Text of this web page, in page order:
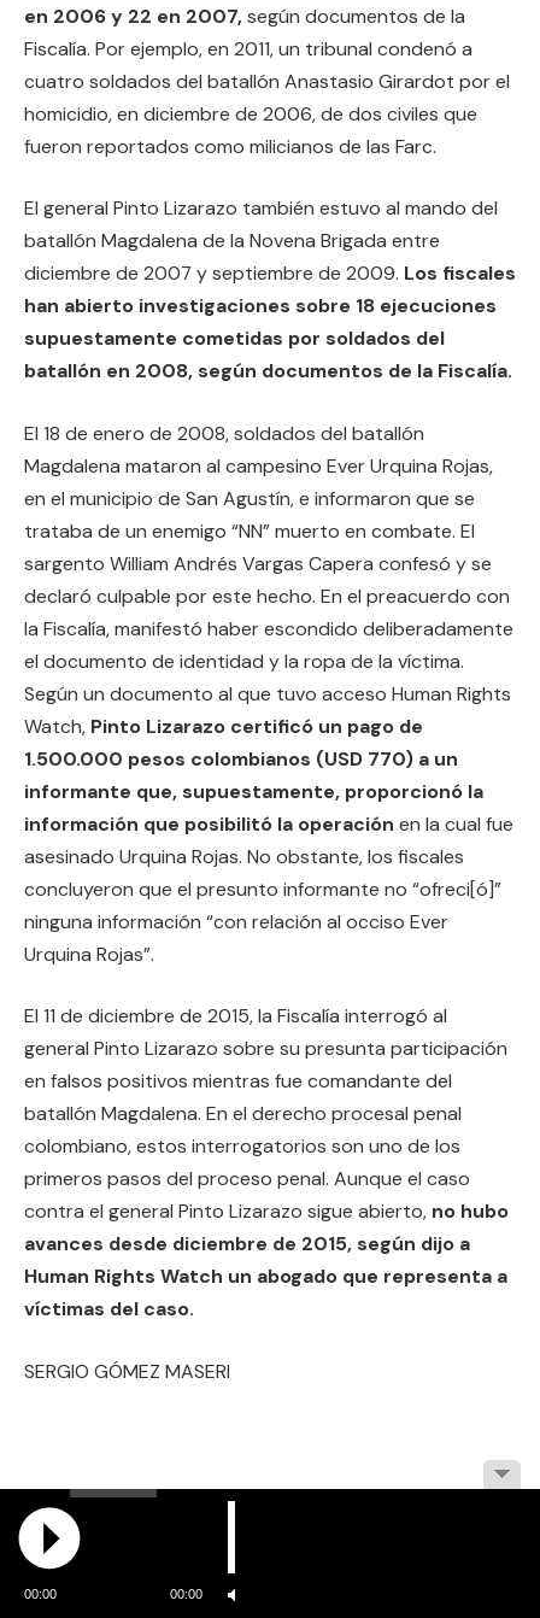
en 2006 y 22 en 2007,según documentos de la
Fiscalía. Por ejemplo, en 2011, un tribunal condenó a
cuatro soldados del batallón Anastasio Girardot por el
homicidio, en diciembre de 2006, de dos civiles que
fueron reportados como milicianos de las Farc.
El general Pinto Lizarazo también estuvo al mando del
batallón Magdalena de la Novena Brigada entre
diciembre de 2007 y septiembre de 2009. Los fiscales
han abierto investigaciones sobre 18 ejecuciones
supuestamente cometidas por soldados del
batallón en 2008, según documentos de la Fiscalía.
El 18 de enero de 2008, soldados del batallón
Magdalena mataron al campesino Ever Urquina Rojas,
en el municipio de San Agustín, e informaron que se
trataba de un enemigo “NN” muerto en combate. El
sargento William Andrés Vargas Capera confesó y se
declaró culpable por este hecho. En el preacuerdo con
la Fiscalía, manifestó haber escondido deliberadamente
el documento de identidad y la ropa de la víctima.
Según un documento al que tuvo acceso Human Rights
Watch, Pinto Lizarazo certificó un pago de
1.500.000 pesos colombianos (USD 770) a un
informante que, supuestamente, proporcionó la
información que posibilitó la operación en la cual fue
asesinado Urquina Rojas. No obstante, los fiscales
concluyeron que el presunto informante no “ofreci[ó]”
ninguna información “con relación al occiso Ever
Urquina Rojas”.
El 11 de diciembre de 2015, la Fiscalía interrogó al
general Pinto Lizarazo sobre su presunta participación
en falsos positivos mientras fue comandante del
batallón Magdalena. En el derecho procesal penal
colombiano, estos interrogatorios son uno de los
primeros pasos del proceso penal. Aunque el caso
contra el general Pinto Lizarazo sigue abierto, no hubo
avances desde diciembre de 2015, según dijo a
Human Rights Watch un abogado que representa a
víctimas del caso.
SERGIO GÓMEZ MASERI
Twitter Pinterest
00:00 00:00